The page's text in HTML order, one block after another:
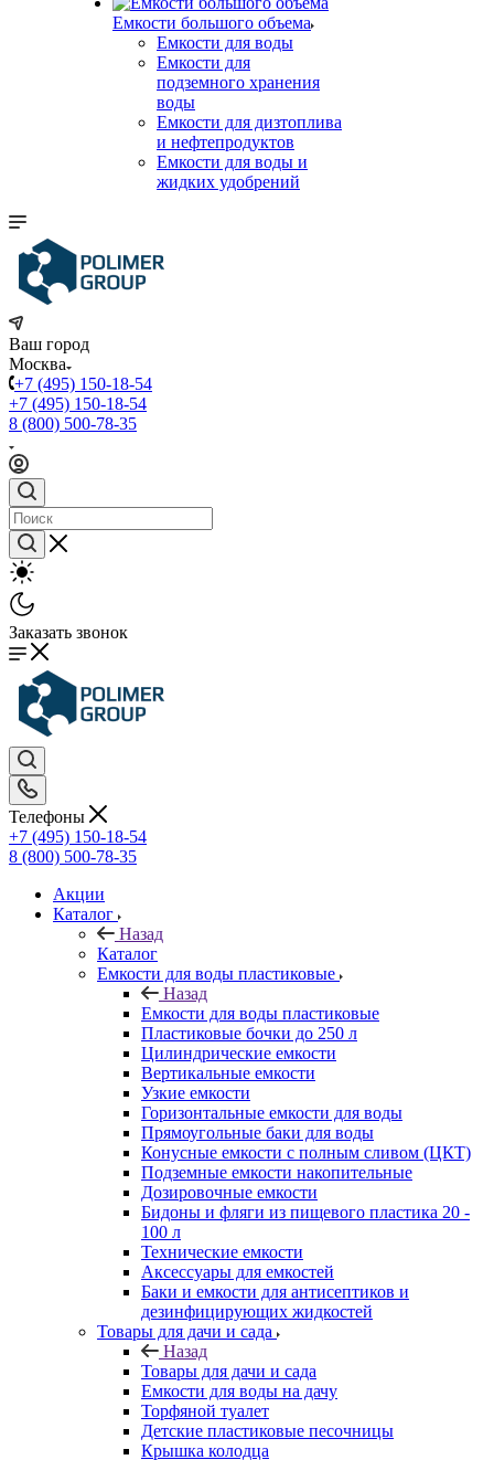
Емкости большого объема
Емкости для воды
Емкости для
подземного хранения
воды
Емкости для дизтоплива
и нефтепродуктов
Емкости для воды и
жидких удобрений
Ваш город
Москва
+7 (495) 150-18-54
+7 (495) 150-18-54
8 (800) 500-78-35
Заказать звонок
Телефоны
+7 (495) 150-18-54
8 (800) 500-78-35
Акции
Каталог
Назад
Каталог
Емкости для воды пластиковые
Назад
Емкости для воды пластиковые
Пластиковые бочки до 250 л
Цилиндрические емкости
Вертикальные емкости
Узкие емкости
Горизонтальные емкости для воды
Прямоугольные баки для воды
Конусные емкости с полным сливом (ЦКТ)
Подземные емкости накопительные
Дозировочные емкости
Бидоны и фляги из пищевого пластика 20 -
100 л
Технические емкости
Аксессуары для емкостей
Баки и емкости для антисептиков и
дезинфицирующих жидкостей
Товары для дачи и сада
Назад
Товары для дачи и сада
Емкости для воды на дачу
Торфяной туалет
Детские пластиковые песочницы
Крышка колодца